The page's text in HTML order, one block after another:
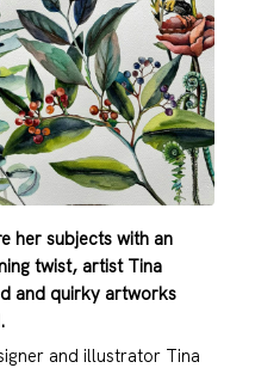
her subjects with an
twist, artist Tina
and quirky artworks
and illustrator Tina